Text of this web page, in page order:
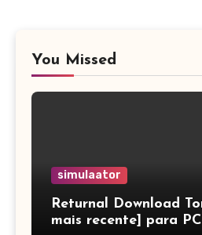
You Missed
simulaator
Returnal Download
mais recente] para